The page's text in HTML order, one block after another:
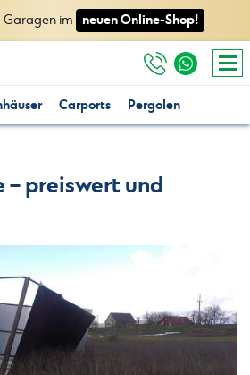
Garagen im neuen Online-Shop!
Carports Pergolen
– preiswert und